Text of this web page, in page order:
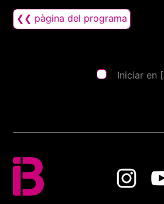
❮❮ pàgina del programa
Iniciar en [